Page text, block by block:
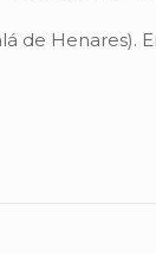
de Henares).